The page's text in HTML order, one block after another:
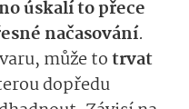
úskalí to přece
načasování.
může totrvat
dopředu